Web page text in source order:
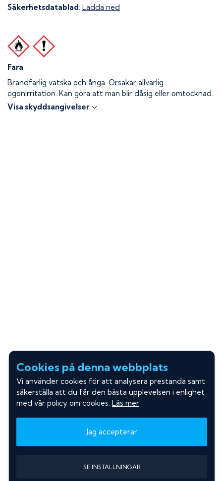
Säkerhetsdatablad: Ladda ned
Fara
Brandfarlig vätska och ånga. Orsakar allvarlig
ögonirritation. Kan göra att man blir dåsig eller omtöcknad.
Visa skyddsangivelser
Cookies på denna webbplats
Vi använder cookies för att analysera prestanda samt
säkerställa att du får den bästa upplevelsen i enlighet
med vår policy om cookies. Läs mer
Jag accepterar
SE INSTÄLLNINGAR